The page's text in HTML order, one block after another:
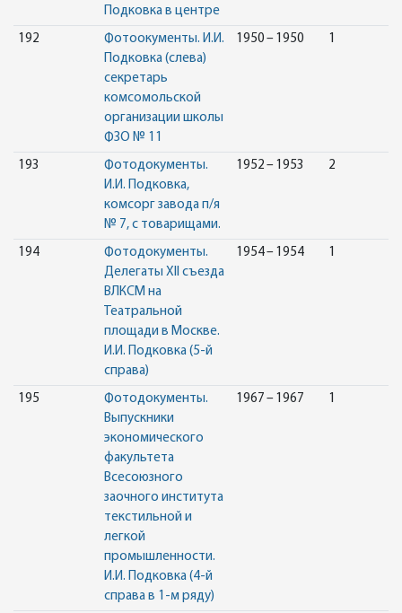
Подковка в центре
192
Фотоокументы. И.И.
Подковка (слева)
секретарь
комсомольской
организации школы
ФЗО № 11
1950 – 1950 1
193
Фотодокументы.
И.И. Подковка,
комсорг завода п/я
№ 7, с товарищами.
1952 – 1953 2
194
Фотодокументы.
Делегаты XII съезда
ВЛКСМ на
Театральной
площади в Москве.
И.И. Подковка (5-й
справа)
1954 – 1954 1
195
Фотодокументы.
Выпускники
экономического
факультета
Всесоюзного
заочного института
текстильной и
легкой
промышленности.
И.И. Подковка (4-й
справа в 1-м ряду)
1967 – 1967 1